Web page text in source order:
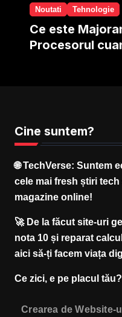
Noutati Tehnologie
Ce este
Procesorul
Cine suntem?
🌐TechVerse: Suntem
cele mai fresh știri
magazine online!
🚀 De la făcut site-uri
nota 10 și reparat
aici să-ți facem viața
Ce zici, e pe placul
Crearea de Website-